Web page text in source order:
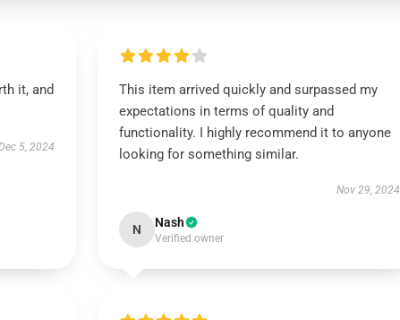
it, and
5, 2024
This item arrived quickly and surpassed my
expectations in terms of quality and
functionality. I highly recommend it to anyone
looking for something similar.
Nov 29, 2024
N Nash
Verified owner